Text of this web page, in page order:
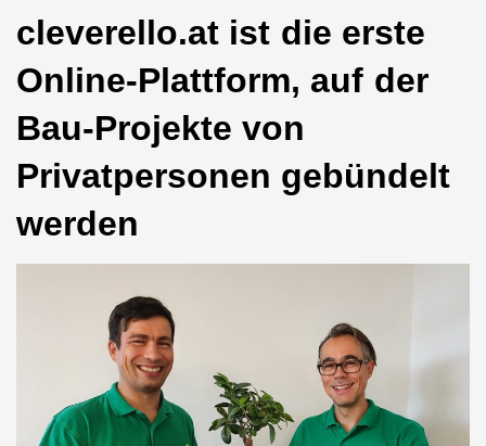
cleverello.at ist die erste
Online-Plattform, auf der
Bau-Projekte von
Privatpersonen gebündelt
werden